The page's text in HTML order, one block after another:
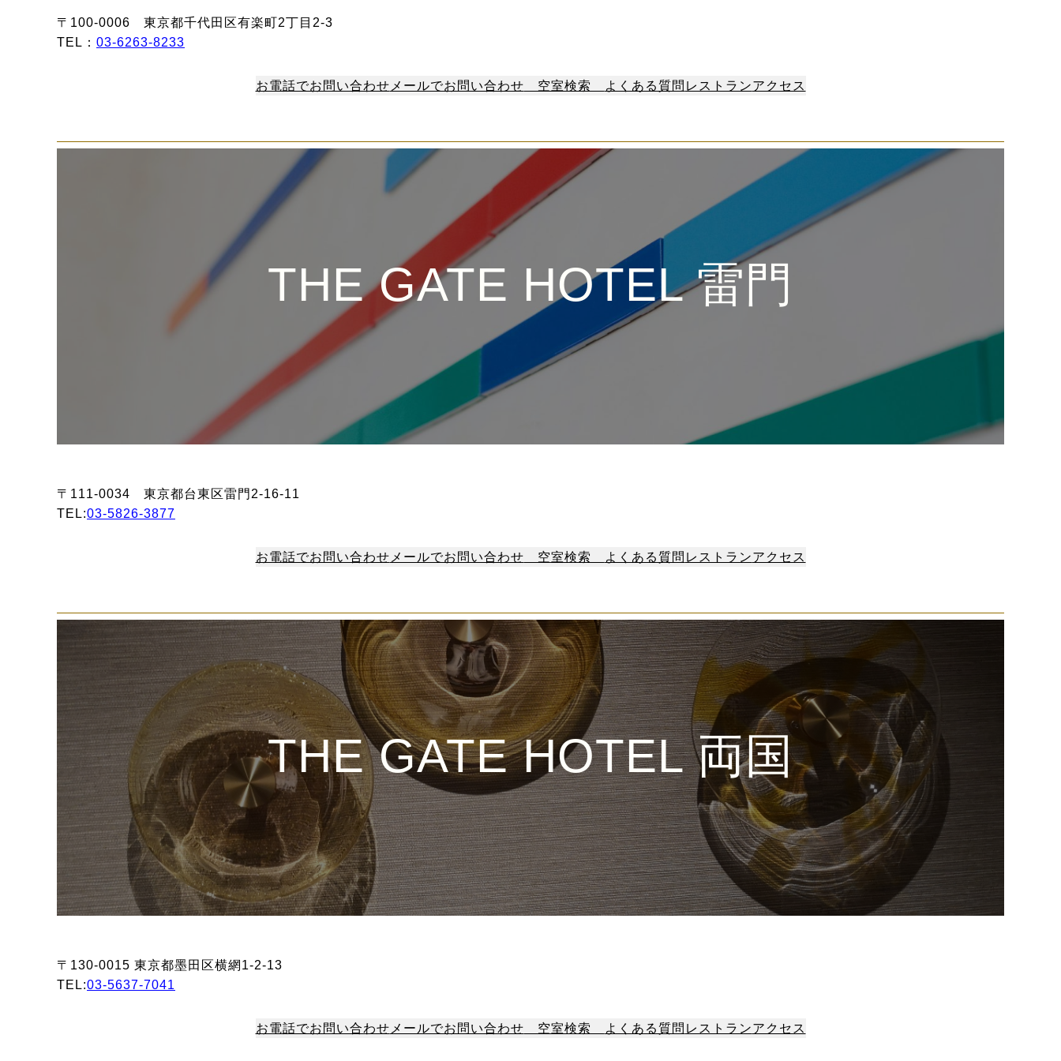
〒100-0006 東京都千代田区有楽町2丁目2-3
TEL： 03-6263-8233
お電話でお問い合わせ メールでお問い合わせ 空室検索 よくある質問 レストランアクセス
THE GATE HOTEL 雷門
〒111-0034 東京都台東区雷門2-16-11
TEL:03-5826-3877
お電話でお問い合わせ メールでお問い合わせ 空室検索 よくある質問 レストランアクセス
THE GATE HOTEL 両国
〒130-0015 東京都墨田区横網1-2-13
TEL:03-5637-7041
お電話でお問い合わせ メールでお問い合わせ 空室検索 よくある質問 レストランアクセス